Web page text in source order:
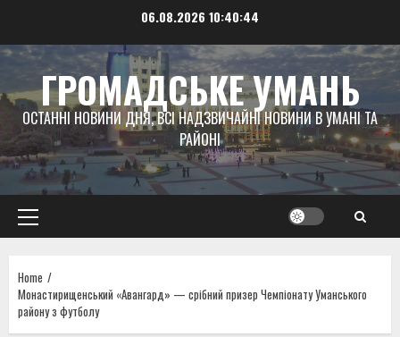
content
06.08.2026 10:40:44
ГРОМАДСЬКЕ УМАНЬ
ОСТАННІ НОВИНИ ДНЯ, ВСІ НАДЗВИЧАЙНІ НОВИНИ В УМАНІ ТА
РАЙОНІ
Primary
Menu
Home
Монастирищенський «Авангард» — срібний призер Чемпіонату Уманського
району з футболу